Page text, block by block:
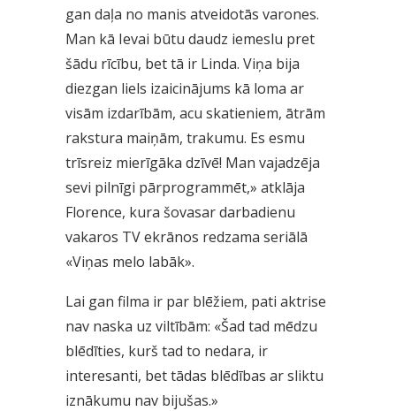
gan daļa no manis atveidotās varones.
Man kā Ievai būtu daudz iemeslu pret
šādu rīcību, bet tā ir Linda. Viņa bija
diezgan liels izaicinājums kā loma ar
visām izdarībām, acu skatieniem, ātrām
rakstura maiņām, trakumu. Es esmu
trīsreiz mierīgāka dzīvē! Man vajadzēja
sevi pilnīgi pārprogrammēt,» atklāja
Florence, kura šovasar darbadienu
vakaros TV ekrānos redzama seriālā
«Viņas melo labāk».
Lai gan filma ir par blēžiem, pati aktrise
nav naska uz viltībām: «Šad tad mēdzu
blēdīties, kurš tad to nedara, ir
interesanti, bet tādas blēdības ar sliktu
iznākumu nav bijušas.»